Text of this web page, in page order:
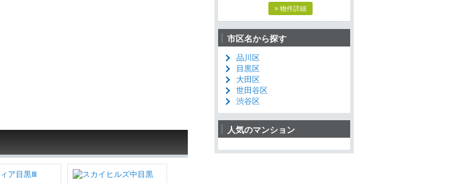
» 物件詳細
市区名から探す
品川区
目黒区
大田区
世田谷区
渋谷区
人気のマンション